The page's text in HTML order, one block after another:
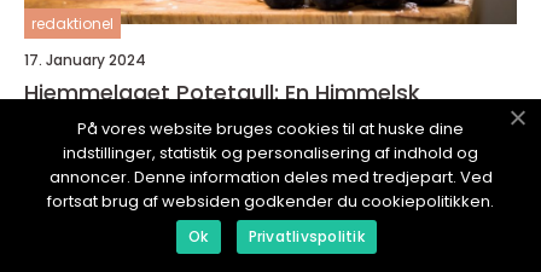
redaktionel
17. January 2024
Hjemmelaget Potetgull: En Himmelsk
Delikatesse
På vores website bruges cookies til at huske dine
indstillinger, statistik og personalisering af indhold og
annoncer. Denne information deles med tredjepart. Ved
fortsat brug af websiden godkender du cookiepolitikken.
Ok Privatlivspolitik